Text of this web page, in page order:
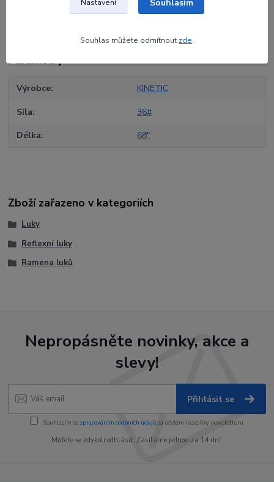
Parametry
Výrobce KINETIC
Síla 36#
Délka 68"
Zboží zařazeno v kategoriích
Luky
Reflexní luky
Ramena luků
Nepropásněte novinky, akce a
slevy!
Přihlásit se
Souhlasím se zpracováním osobních údajůza účelem rozesílky newsletteru.
Můžete se kdykoli odhlásit. Zasíláme jednou za 14 dní.
Nastavení Souhlasím
Souhlas můžete odmítnout zde.